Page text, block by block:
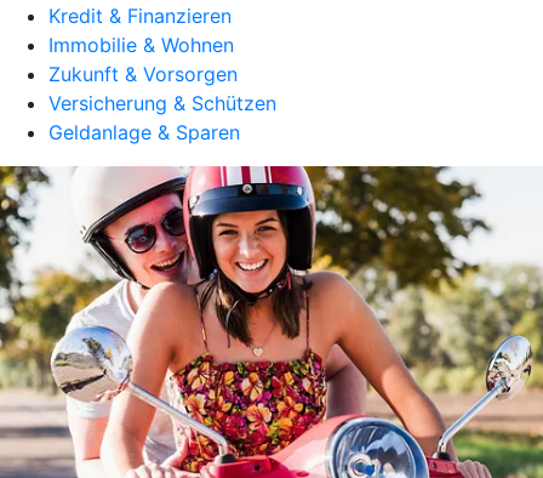
Kredit & Finanzieren
Immobilie & Wohnen
Zukunft & Vorsorgen
Versicherung & Schützen
Geldanlage & Sparen